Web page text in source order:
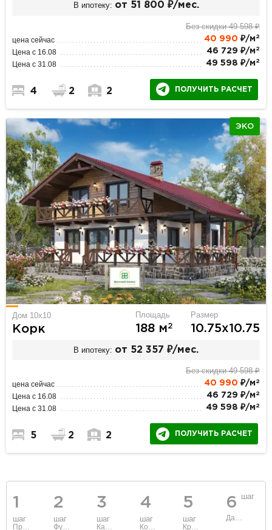
В ипотеку: от 51 800 ₽/мес.
Без скидки 49 598 ₽
цена сейчас 40 990 ₽/м 2
Цена с 16.08 46 729 ₽/м 2
Цена с 31.08 49 598 ₽/м 2
4 2 2 ПОЛУЧИТЬ РАСЧЕТ
ЭКО
Дом 10x10
Корк
Площадь
188 м2
Размер
10.75х10.75
В ипотеку: от 52 357 ₽/мес.
Без скидки 49 598 ₽
цена сейчас 40 990 ₽/м 2
Цена с 16.08 46 729 ₽/м 2
Цена с 31.08 49 598 ₽/м 2
5 2 2 ПОЛУЧИТЬ РАСЧЕТ
1
шаг
Проект
2
шаг
Фундамент
3
шаг
Каркас и стены
4
шаг
Коммуникации
5
шаг
Крыша
6 шаг
Данные